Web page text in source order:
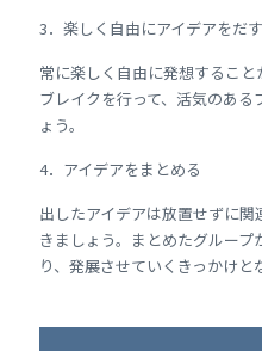
3．楽しく自由にアイデアをだす
常に楽しく自由に発想するこ
ブレイクを行って、活気のあ
ょう。
4．アイデアをまとめる
出したアイデアは放置せずに
きましょう。まとめたグルー
り、発展させていくきっかけと